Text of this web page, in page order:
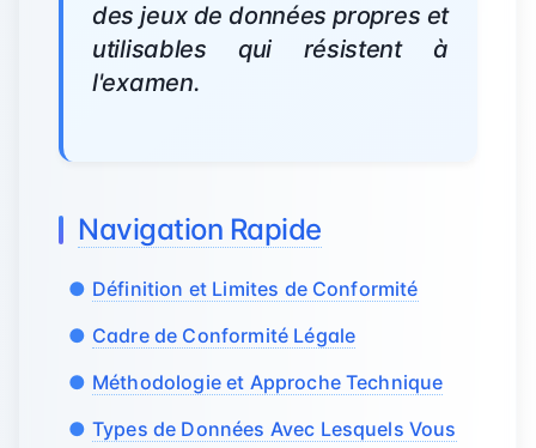
des jeux de données propres et
utilisables qui résistent à
l'examen.
Navigation Rapide
Définition et Limites de Conformité
Cadre de Conformité Légale
Méthodologie et Approche Technique
Types de Données Avec Lesquels Vous